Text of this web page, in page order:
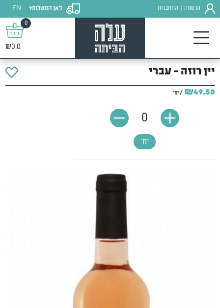
הרשמה התחברות לאן המשלוח?
EN
0
₪0.0
יין רוזה - עברי
₪49.50 / יח'
יח'
0